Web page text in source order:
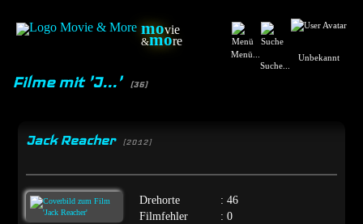
movie
&more
Menü...
Suche...
Unbekannt
Filme mit 'J...' (36)
Jack Reacher [2012]
Drehorte
: 46
Filmfehler
: 0